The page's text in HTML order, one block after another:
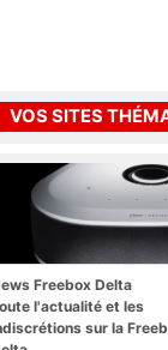
VOS SITES
Freebox Delta
l'actualité et les
sur la